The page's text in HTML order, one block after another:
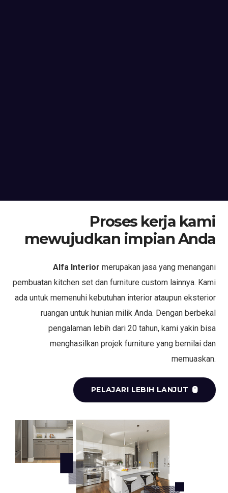
Proses kerja kami
mewujudkan impian Anda
Alfa Interior merupakan jasa yang menangani
pembuatan kitchen set dan furniture custom lainnya. Kami
ada untuk memenuhi kebutuhan interior ataupun eksterior
ruangan untuk hunian milik Anda. Dengan berbekal
pengalaman lebih dari 20 tahun, kami yakin bisa
menghasilkan projek furniture yang bernilai dan
memuaskan.
PELAJARI LEBIH LANJUT